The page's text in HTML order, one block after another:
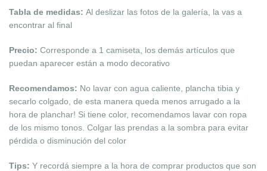
Tabla de medidas: Al deslizar las fotos de la galería, la vas a
encontrar al final
Precio: Corresponde a 1 camiseta, los demás artículos que
puedan aparecer están a modo decorativo
Recomendamos: No lavar con agua caliente, plancha tibia y
secarlo colgado, de esta manera queda menos arrugado a la
hora de planchar! Si tiene color, recomendamos lavar con ropa
de los mismo tonos. Colgar las prendas a la sombra para evitar
pérdida o disminución del color
Tips: Y recordá siempre a la hora de comprar productos que son